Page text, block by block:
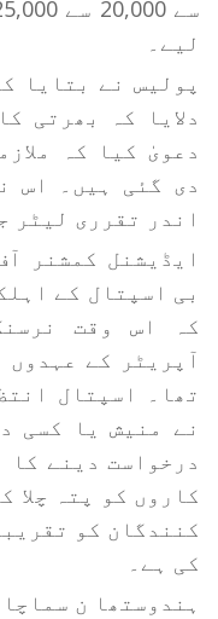
لیے۔
پولیس نے بتایا
دلایا کہ بھرتی
دعویٰ کیا کہ
اندر تقرری لیٹر
ایڈیشنل کمشنر
بی اسپتال کے
کہ اس وقت
آپریٹر کے
تھا۔ اسپتال
نے منیش یا کسی
درخواست دینے کا
کاروں کو پتہ چلا
کی ہے۔
ہندوستھا ن